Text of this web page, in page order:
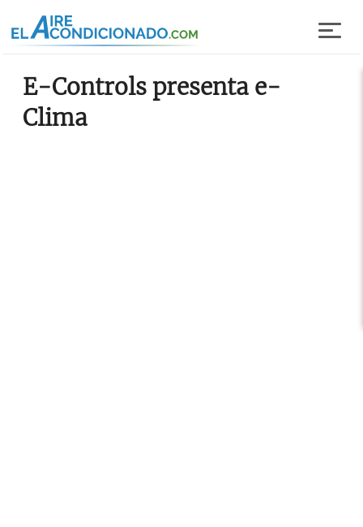
E-Controls presenta e-
Clima